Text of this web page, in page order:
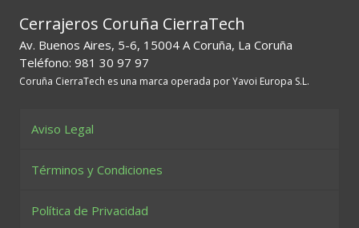
Cerrajeros Coruña CierraTech
Av. Buenos Aires, 5-6, 15004 A Coruña, La Coruña
Teléfono: 981 30 97 97
Coruña CierraTech es una marca operada por Yavoi Europa S.L.
Aviso Legal
Términos y Condiciones
Política de Privacidad